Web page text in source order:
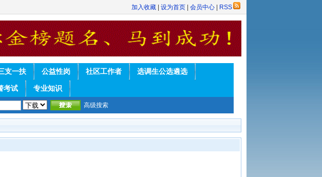
加入收藏 设为首页 会员中心 RSS
支一扶 公益性岗 社区工作者 选调生公选遴选
考试 专业知识
高级搜索